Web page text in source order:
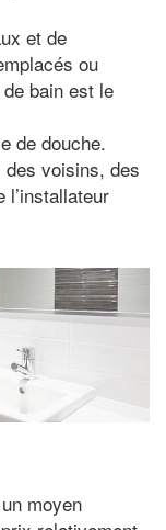
et de
ou
bain est le
de douche.
voisins, des
l’installateur
moyen